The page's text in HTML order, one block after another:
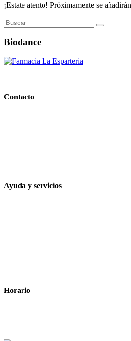
¡Estate atento! Próximamente se
Biodance
Contacto
Ayuda y servicios
Horario